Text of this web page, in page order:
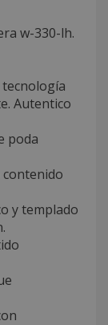
w-330-lh.
tecnología
Autentico
poda
contenido
y templado